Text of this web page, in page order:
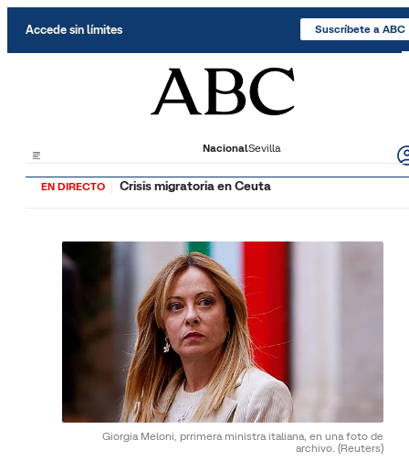
Accede sin límites Suscríbete a ABC
NacionalSevilla
EN DIRECTO Crisis migratoria en Ceuta
Giorgia Meloni, prrimera ministra italiana, en una foto de
archivo. (Reuters)